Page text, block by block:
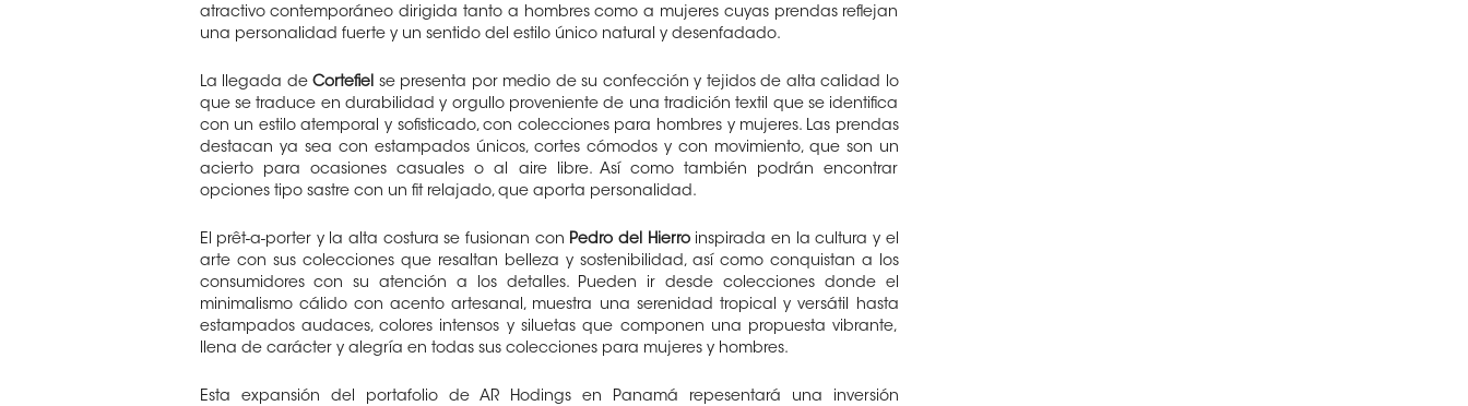
atractivo contemporáneo dirigida tanto a hombres como a mujeres cuyas prendas reflejan
una personalidad fuerte y un sentido del estilo único natural y desenfadado.
La llegada de Cortefiel se presenta por medio de su confección y tejidos de alta calidad lo
que se traduce en durabilidad y orgullo proveniente de una tradición textil que se identifica
con un estilo atemporal y sofisticado, con colecciones para hombres y mujeres. Las prendas
destacan ya sea con estampados únicos, cortes cómodos y con movimiento, que son un
acierto para ocasiones casuales o al aire libre. Así como también podrán encontrar
opciones tipo sastre con un fit relajado, que aporta personalidad.
El prêt-a-porter y la alta costura se fusionan con Pedro del Hierroinspirada en la cultura y el
arte con sus colecciones que resaltan belleza y sostenibilidad, así como conquistan a los
consumidores con su atención a los detalles. Pueden ir desde colecciones donde el
minimalismo cálido con acento artesanal, muestra una serenidad tropical y versátil hasta
estampados audaces, colores intensos y siluetas que componen una propuesta vibrante,
llena de carácter y alegría en todas sus colecciones para mujeres y hombres.
Esta expansión del portafolio de AR Hodings en Panamá repesentará una inversión